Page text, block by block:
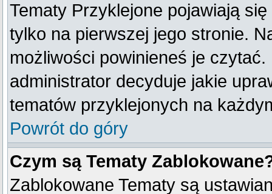
Tematy Przyklejone pojawiają
tylko na pierwszej jego stronie.
możliwości powinieneś je czytać.
administrator decyduje jakie
tematów przyklejonych na
Powrót do góry
Czym są Tematy
Zablokowane Tematy są